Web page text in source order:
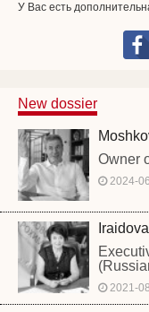
У Вас есть
New dossier
Owner
2024-
2021-